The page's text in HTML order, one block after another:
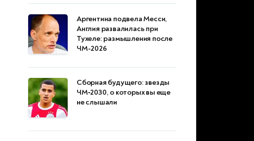
Аргентина подвела Месси,
Англия развалилась при
Тухеле: размышления после
ЧМ-2026
Сборная будущего: звезды
ЧМ‑2030, о которых вы еще
не слышали